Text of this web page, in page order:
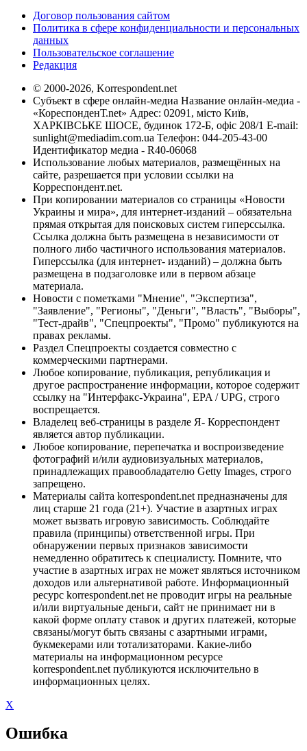
Договор пользования сайтом
Политика в сфере конфиденциальности и персональных
данных
Пользовательское соглашение
Редакция
© 2000-2026, Korrespondent.net
Субъект в сфере онлайн-медиа Название онлайн-медиа -
«КореспонденТ.net» Адрес: 02091, місто Київ,
ХАРКІВСЬКЕ ШОСЕ, будинок 172-Б, офіс 208/1 E-mail:
sunlight@mediadim.com.ua Телефон: 044-205-43-00
Идентификатор медиа - R40-06068
Использование любых материалов, размещённых на
сайте, разрешается при условии ссылки на
Корреспондент.net.
При копировании материалов со страницы «Новости
Украины и мира», для интернет-изданий – обязательна
прямая открытая для поисковых систем гиперссылка.
Ссылка должна быть размещена в независимости от
полного либо частичного использования материалов.
Гиперссылка (для интернет- изданий) – должна быть
размещена в подзаголовке или в первом абзаце
материала.
Новости с пометками "Мнение", "Экспертиза",
"Заявление", "Регионы", "Деньги", "Власть", "Выборы",
"Тест-драйв", "Спецпроекты", "Промо" публикуются на
правах рекламы.
Раздел Спецпроекты создается совместно с
коммерческими партнерами.
Любое копирование, публикация, републикация и
другое распространение информации, которое содержит
ссылку на "Интерфакс-Украина", EPA / UPG, строго
воспрещается.
Владелец веб-страницы в разделе Я- Корреспондент
является автор публикации.
Любое копирование, перепечатка и воспроизведение
фотографий и/или аудиовизуальных материалов,
принадлежащих правообладателю Getty Images, строго
запрещено.
Материалы сайта korrespondent.net предназначены для
лиц старше 21 года (21+). Участие в азартных играх
может вызвать игровую зависимость. Соблюдайте
правила (принципы) ответственной игры. При
обнаружении первых признаков зависимости
немедленно обратитесь к специалисту. Помните, что
участие в азартных играх не может являться источником
доходов или альтернативой работе. Информационный
ресурс korrespondent.net не проводит игры на реальные
и/или виртуальные деньги, сайт не принимает ни в
какой форме оплату ставок и других платежей, которые
связаны/могут быть связаны с азартными играми,
букмекерами или тотализаторами. Какие-либо
материалы на информационном ресурсе
korrespondent.net публикуются исключительно в
информационных целях.
X
Ошибка